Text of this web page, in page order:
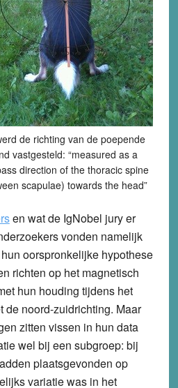
de richting van de poepende
vastgesteld: “measured as a
direction of the thoracic spine
scapulae) towards the head”
en wat de IgNobel jury er
vonden namelijk
oorspronkelijke hypothese
richten op het magnetisch
hun houding tijdens het
de noord-zuidrichting. Maar
zitten vissen in hun data
wel bij een subgroep: bij
plaatsgevonden op
variatie was in het